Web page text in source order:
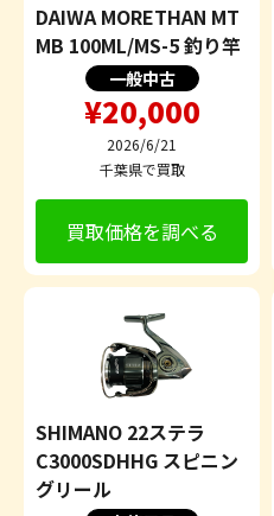
DAIWA MORETHAN MT
MB 100ML/MS-5 釣り竿
一般中古
¥20,000
2026/6/21
千葉県で買取
買取価格を調べる
SHIMANO 22ステラ
C3000SDHHG スピニン
グリール